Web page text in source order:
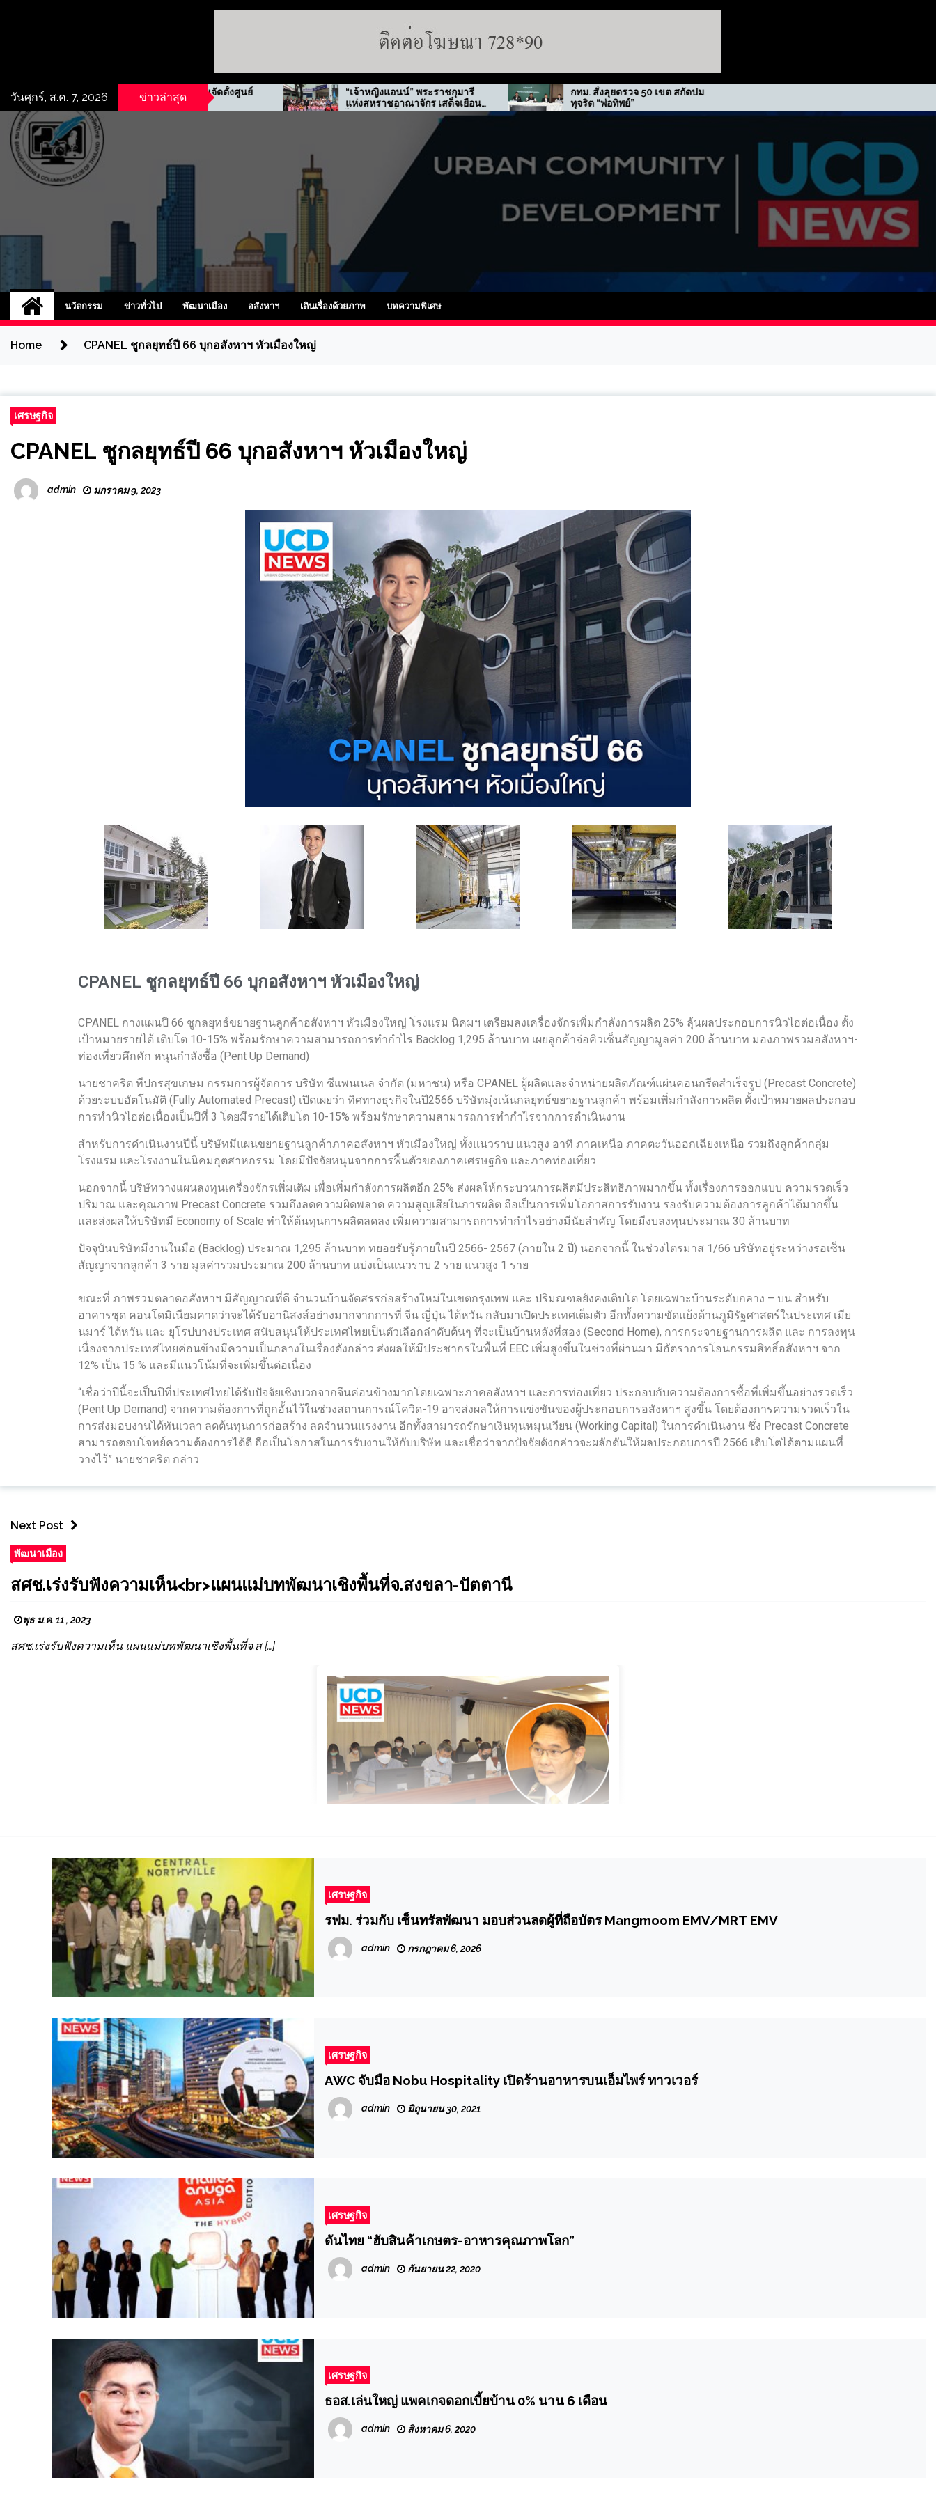
วันศุกร์, ส.ค. 7, 2026 ข่าวล่าสุด
รฟม. ผนึกกำลังชุมชนจัดตั้งศูนย์
ข้อมูลข่าวสารย่าน
ประชาสงเคราะห์
“เจ้าหญิงแอนน์” พระราชกุมารี
แห่งสหราชอาณาจักร เสด็จเยือน
ไทย-เกาหลีใต้
กทม. สั่งลุยตรวจ 50 เขต สกัดปม
ทุจริต “พ่อทิพย์”
UCD
NEW
นวัตกรรม ข่าวทั่วไป พัฒนาเมือง อสังหาฯ เดินเรื่องด้วยภาพ บทความพิเศษ
Home CPANEL ชูกลยุทธ์ปี 66 บุกอสังหาฯ หัวเมืองใหญ่
เศรษฐกิจ
CPANEL ชูกลยุทธ์ปี 66 บุกอสังหาฯ หัวเมืองใหญ่
admin มกราคม 9, 2023
CPANEL ชูกลยุทธ์ปี 66 บุกอสังหาฯ หัวเมืองใหญ่
CPANEL กางแผนปี 66 ชูกลยุทธ์ขยายฐานลูกค้าอสังหาฯ หัวเมืองใหญ่ โรงแรม นิคมฯ เตรียมลงเครื่องจักรเพิ่มกำลังการผลิต 25% ลุ้นผลประกอบการนิวไฮต่อเนื่อง ตั้ง
เป้าหมายรายได้ เติบโต 10-15% พร้อมรักษาความสามารถการทำกำไร Backlog 1,295 ล้านบาท เผยลูกค้าจ่อคิวเซ็นสัญญามูลค่า 200 ล้านบาท มองภาพรวมอสังหาฯ-
ท่องเที่ยวคึกคัก หนุนกำลังซื้อ (Pent Up Demand)
นายชาคริต ทีปกรสุขเกษม กรรมการผู้จัดการ บริษัท ซีแพนเนล จำกัด (มหาชน) หรือ CPANEL ผู้ผลิตและจำหน่ายผลิตภัณฑ์แผ่นคอนกรีตสำเร็จรูป (Precast Concrete)
ด้วยระบบอัตโนมัติ (Fully Automated Precast) เปิดเผยว่า ทิศทางธุรกิจในปี2566 บริษัทมุ่งเน้นกลยุทธ์ขยายฐานลูกค้า พร้อมเพิ่มกำลังการผลิต ตั้งเป้าหมายผลประกอบ
การทำนิวไฮต่อเนื่องเป็นปีที่ 3 โดยมีรายได้เติบโต 10-15% พร้อมรักษาความสามารถการทำกำไรจากการดำเนินงาน
สำหรับการดำเนินงานปีนี้ บริษัทมีแผนขยายฐานลูกค้าภาคอสังหาฯ หัวเมืองใหญ่ ทั้งแนวราบ แนวสูง อาทิ ภาคเหนือ ภาคตะวันออกเฉียงเหนือ รวมถึงลูกค้ากลุ่ม
โรงแรม และโรงงานในนิคมอุตสาหกรรม โดยมีปัจจัยหนุนจากการฟื้นตัวของภาคเศรษฐกิจ และภาคท่องเที่ยว
นอกจากนี้ บริษัทวางแผนลงทุนเครื่องจักรเพิ่มเติม เพื่อเพิ่มกำลังการผลิตอีก 25% ส่งผลให้กระบวนการผลิตมีประสิทธิภาพมากขึ้น ทั้งเรื่องการออกแบบ ความรวดเร็ว
ปริมาณ และคุณภาพ Precast Concrete รวมถึงลดความผิดพลาด ความสูญเสียในการผลิต ถือเป็นการเพิ่มโอกาสการรับงาน รองรับความต้องการลูกค้าได้มากขึ้น
และส่งผลให้บริษัทมี Economy of Scale ทำให้ต้นทุนการผลิตลดลง เพิ่มความสามารถการทำกำไรอย่างมีนัยสำคัญ โดยมีงบลงทุนประมาณ 30 ล้านบาท
ปัจจุบันบริษัทมีงานในมือ (Backlog) ประมาณ 1,295 ล้านบาท ทยอยรับรู้ภายในปี 2566- 2567 (ภายใน 2 ปี) นอกจากนี้ ในช่วงไตรมาส 1/66 บริษัทอยู่ระหว่างรอเซ็น
สัญญาจากลูกค้า 3 ราย มูลค่ารวมประมาณ 200 ล้านบาท แบ่งเป็นแนวราบ 2 ราย แนวสูง 1 ราย
ขณะที่ ภาพรวมตลาดอสังหาฯ มีสัญญาณที่ดี จำนวนบ้านจัดสรรก่อสร้างใหม่ในเขตกรุงเทพ และ ปริมณฑลยังคงเติบโต โดยเฉพาะบ้านระดับกลาง – บน สำหรับ
อาคารชุด คอนโดมิเนียมคาดว่าจะได้รับอานิสงส์อย่างมากจากการที่ จีน ญี่ปุ่น ไต้หวัน กลับมาเปิดประเทศเต็มตัว อีกทั้งความขัดแย้งด้านภูมิรัฐศาสตร์ในประเทศ เมีย
นมาร์ ไต้หวัน และ ยุโรปบางประเทศ สนับสนุนให้ประเทศไทยเป็นตัวเลือกลำดับต้นๆ ที่จะเป็นบ้านหลังที่สอง (Second Home), การกระจายฐานการผลิต และ การลงทุน
เนื่องจากประเทศไทยค่อนข้างมีความเป็นกลางในเรื่องดังกล่าว ส่งผลให้มีประชากรในพื้นที่ EEC เพิ่มสูงขึ้นในช่วงที่ผ่านมา มีอัตราการโอนกรรมสิทธิ์อสังหาฯ จาก
12% เป็น 15 % และมีแนวโน้มที่จะเพิ่มขึ้นต่อเนื่อง
“เชื่อว่าปีนี้จะเป็นปีที่ประเทศไทยได้รับปัจจัยเชิงบวกจากจีนค่อนข้างมากโดยเฉพาะภาคอสังหาฯ และการท่องเที่ยว ประกอบกับความต้องการซื้อที่เพิ่มขึ้นอย่างรวดเร็ว
(Pent Up Demand) จากความต้องการที่ถูกอั้นไว้ในช่วงสถานการณ์โควิด-19 อาจส่งผลให้การแข่งขันของผู้ประกอบการอสังหาฯ สูงขึ้น โดยต้องการความรวดเร็วใน
การส่งมอบงานได้ทันเวลา ลดต้นทุนการก่อสร้าง ลดจำนวนแรงงาน อีกทั้งสามารถรักษาเงินทุนหมุนเวียน (Working Capital) ในการดำเนินงาน ซึ่ง Precast Concrete
สามารถตอบโจทย์ความต้องการได้ดี ถือเป็นโอกาสในการรับงานให้กับบริษัท และเชื่อว่าจากปัจจัยดังกล่าวจะผลักดันให้ผลประกอบการปี 2566 เติบโตได้ตามแผนที่
วางไว้” นายชาคริต กล่าว
Next Post
พัฒนาเมือง
สศช.เร่งรับฟังความเห็น<br>แผนแม่บทพัฒนาเชิงพื้นที่จ.สงขลา-ปัตตานี
พุธ ม.ค. 11 , 2023
สศช.เร่งรับฟังความเห็น แผนแม่บทพัฒนาเชิงพื้นที่จ.ส […]
เศรษฐกิจ
รฟม. ร่วมกับ เซ็นทรัลพัฒนา มอบส่วนลดผู้ที่ถือบัตร Mangmoom EMV/MRT EMV
admin กรกฎาคม 6, 2026
เศรษฐกิจ
AWC จับมือ Nobu Hospitality เปิดร้านอาหารบนเอ็มไพร์ ทาวเวอร์
admin มิถุนายน 30, 2021
เศรษฐกิจ
ดันไทย “ฮับสินค้าเกษตร-อาหารคุณภาพโลก”
admin กันยายน 22, 2020
เศรษฐกิจ
ธอส.เล่นใหญ่ แพคเกจดอกเบี้ยบ้าน 0% นาน 6 เดือน
admin สิงหาคม 6, 2020